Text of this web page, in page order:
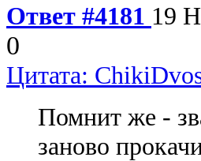
Ответ #4181 19
0
Цитата:
Помнит же -
заново